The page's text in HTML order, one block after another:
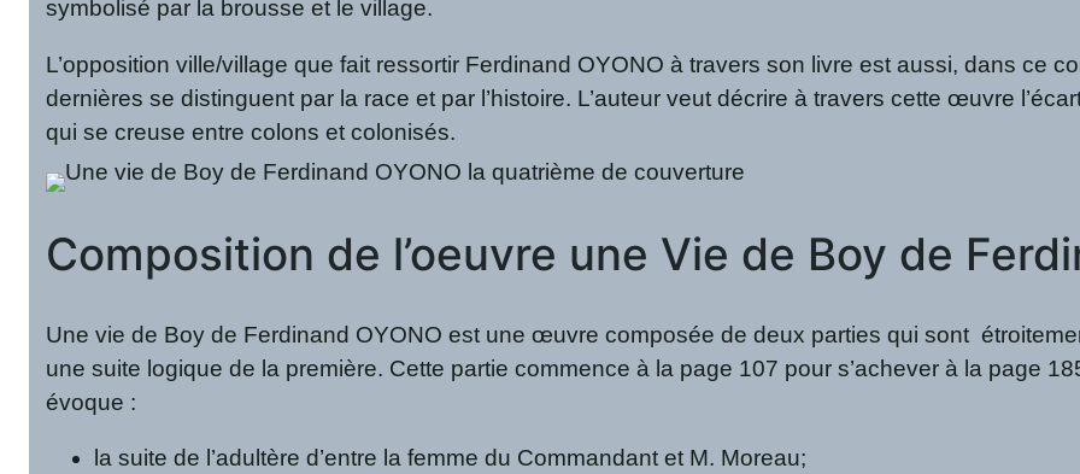
symbolisé par la brousse et le village.
L’opposition ville/village que fait ressortir Ferdinand OYONO à travers son livre est aussi, dans ce
dernières se distinguent par la race et par l’histoire. L’auteur veut décrire à travers cette œuvre
qui se creuse entre colons et colonisés.
Composition de l’oeuvre une Vie de Boy de
Une vie de Boy de Ferdinand OYONO est une œuvre composée de deux parties qui sont
une suite logique de la première. Cette partie commence à la page 107 pour s’achever à la page
évoque :
la suite de l’adultère d’entre la femme du Commandant et M. Moreau;